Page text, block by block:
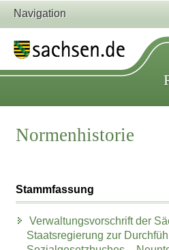
Navigation
Normenhistorie
Stammfassung
Verwaltungsvorschrift der
Staatsregierung zur